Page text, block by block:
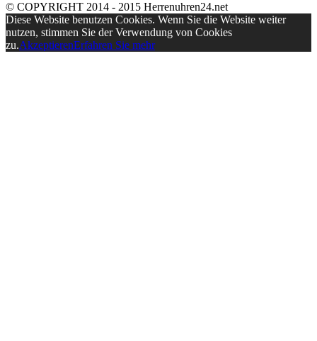
© COPYRIGHT 2014 - 2015 Herrenuhren24.net
Diese Website benutzen Cookies. Wenn Sie die Website weiter
nutzen, stimmen Sie der Verwendung von Cookies
zu.AkzeptierenErfahren Sie mehr